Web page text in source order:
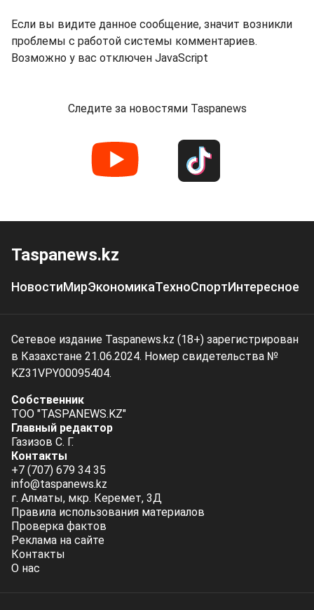
Если вы видите данное сообщение, значит возникли
проблемы с работой системы комментариев.
Возможно у вас отключен JavaScript
Следите за новостями Taspanews
Taspanews.kz
НовостиМирЭкономикаТехноСпортИнтересное
Сетевое издание Taspanews.kz (18+) зарегистрирован
в Казахстане 21.06.2024. Номер свидетельства №
KZ31VPY00095404.
Собственник
ТОО "TASPANEWS.KZ"
Главный редактор
Газизов С. Г.
Контакты
+7 (707) 679 34 35
info@taspanews.kz
г. Алматы, мкр. Керемет, 3Д
Правила использования материалов
Проверка фактов
Реклама на сайте
Контакты
О нас